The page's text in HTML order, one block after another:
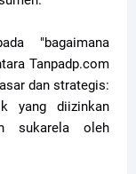
"bagaimana
Tanpadp.com
dan strategis:
yang diizinkan
sukarela oleh